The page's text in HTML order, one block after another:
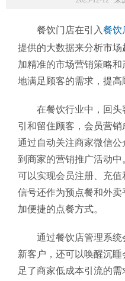
餐饮门店在引入餐饮
提供的大数据来分析市
加精准的市场营销策略
地满足顾客的需求，提高
在餐饮行业中，回
引和留住顾客，会员营销
通过自动关注商家微信
到商家的营销推广活动
可以实现会员注册、充
信号还作为预点餐和外
加便捷的点餐方式。
通过餐饮店管理系统
新客户，还可以唤醒沉
足了商家低成本引流的